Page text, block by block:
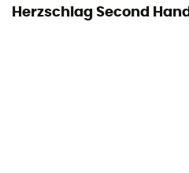
Herzschlag Second Hand